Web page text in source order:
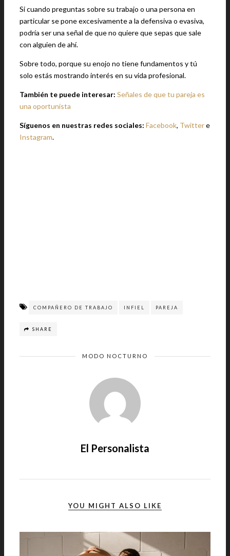
Si cuando preguntas sobre su trabajo o una persona en
particular se pone excesivamente a la defensiva o evasiva,
podría ser una señal de que no quiere que sepas que sale
con alguien de ahí.
Sobre todo, porque su enojo no tiene fundamentos y tú
solo estás mostrando interés en su vida profesional.
También te puede interesar: Señales de que tu pareja es
una oportunista
Síguenos en nuestras redes sociales: Facebook, Twittere
Instagram.
COMPAÑERO DE TRABAJO INFIEL PAREJA
SHARE
MODO NOCTURNO
El Personalista
YOU MIGHT ALSO LIKE